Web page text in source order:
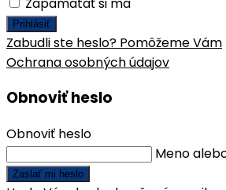
Prihlásiť
Zabudli ste heslo? Pomôžeme Vám
Ochrana osobných údajov
Obnoviť heslo
Obnoviť heslo
Meno
Zaslať mi heslo